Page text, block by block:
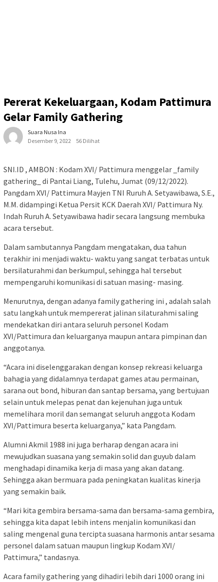
Pererat Kekeluargaan, Kodam Pattimura
Gelar Family Gathering
Suara Nusa Ina
Desember 9, 2022
56 Dilihat
SNI.ID , AMBON : Kodam XVI/ Pattimura menggelar _family
gathering_ di Pantai Liang, Tulehu, Jumat (09/12/2022).
Pangdam XVI/ Pattimura Mayjen TNI Ruruh A. Setyawibawa, S.E.,
M.M. didampingi Ketua Persit KCK Daerah XVI/ Pattimura Ny.
Indah Ruruh A. Setyawibawa hadir secara langsung membuka
acara tersebut.
Dalam sambutannya Pangdam mengatakan, dua tahun
terakhir ini menjadi waktu- waktu yang sangat terbatas untuk
bersilaturahmi dan berkumpul, sehingga hal tersebut
mempengaruhi komunikasi di satuan masing- masing.
Menurutnya, dengan adanya family gathering ini , adalah salah
satu langkah untuk mempererat jalinan silaturahmi saling
mendekatkan diri antara seluruh personel Kodam
XVI/Pattimura dan keluarganya maupun antara pimpinan dan
anggotanya.
“Acara ini diselenggarakan dengan konsep rekreasi keluarga
bahagia yang didalamnya terdapat games atau permainan,
sarana out bond, hiburan dan santap bersama, yang bertujuan
selain untuk melepas penat dan kejenuhan juga untuk
memelihara moril dan semangat seluruh anggota Kodam
XVI/Pattimura beserta keluarganya,” kata Pangdam.
Alumni Akmil 1988 ini juga berharap dengan acara ini
mewujudkan suasana yang semakin solid dan guyub dalam
menghadapi dinamika kerja di masa yang akan datang.
Sehingga akan bermuara pada peningkatan kualitas kinerja
yang semakin baik.
“Mari kita gembira bersama-sama dan bersama-sama gembira,
sehingga kita dapat lebih intens menjalin komunikasi dan
saling mengenal guna tercipta suasana harmonis antar sesama
personel dalam satuan maupun lingkup Kodam XVI/
Pattimura,” tandasnya.
Acara family gathering yang dihadiri lebih dari 1000 orang ini